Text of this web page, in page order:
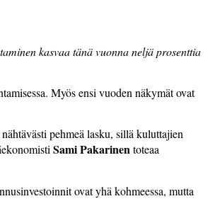
kasvaa tänä vuonna neljä prosenttia
Myös ensi vuoden näkymät ovat
pehmeä lasku, sillä kuluttajien
Sami Pakarinentoteaa
ovat yhä kohmeessa, mutta